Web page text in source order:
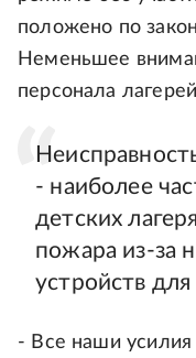
положено по
Неменьшее
персонала
- наиболее
детских
пожара из-за
устройств
- Все наши усилия